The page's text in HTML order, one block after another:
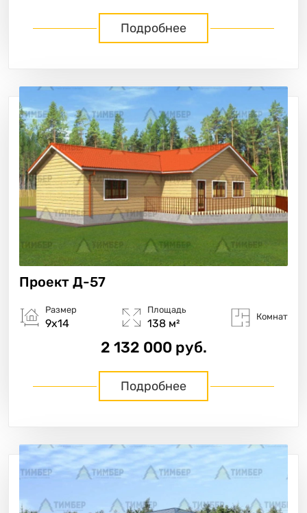
Подробнее
Проект Д-57
Размер
9х14
Площадь
138 м²
Комнат
2 132 000 руб.
Подробнее